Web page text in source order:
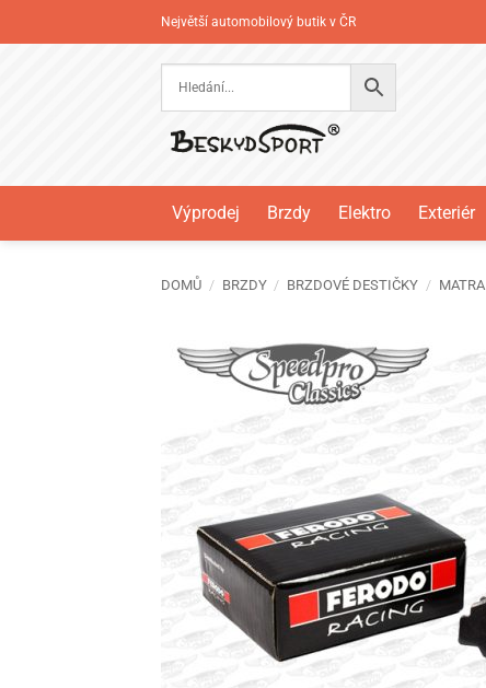
na
Největší automobilový butik v ČR
Výprodej Brzdy Elektro Exteriér
DOMŮ / BRZDY / BRZDOVÉ DESTIČKY / MATRA